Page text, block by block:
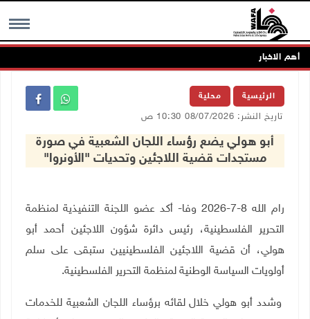
MENU أهم الاخبار
الرئيسية محلية
تاريخ النشر: 08/07/2026 10:30 ص
أبو هولي يضع رؤساء اللجان الشعبية في صورة
مستجدات قضية اللاجئين وتحديات "الأونروا"
رام الله 8-7-2026 وفا- أكد عضو اللجنة التنفيذية لمنظمة
التحرير الفلسطينية، رئيس دائرة شؤون اللاجئين أحمد أبو
هولي، أن قضية اللاجئين الفلسطينيين ستبقى على سلم
أولويات السياسة الوطنية لمنظمة التحرير الفلسطينية.
وشدد أبو هولي خلال لقائه برؤساء اللجان الشعبية للخدمات